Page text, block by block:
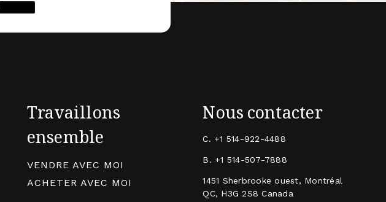
Travaillons
ensemble
VENDRE AVEC MOI
ACHETER AVEC MOI
Nous contacter
C. +1 514-922-4488
B. +1 514-507-7888
1451 Sherbrooke ouest, Montréal
QC, H3G 2S8 Canada